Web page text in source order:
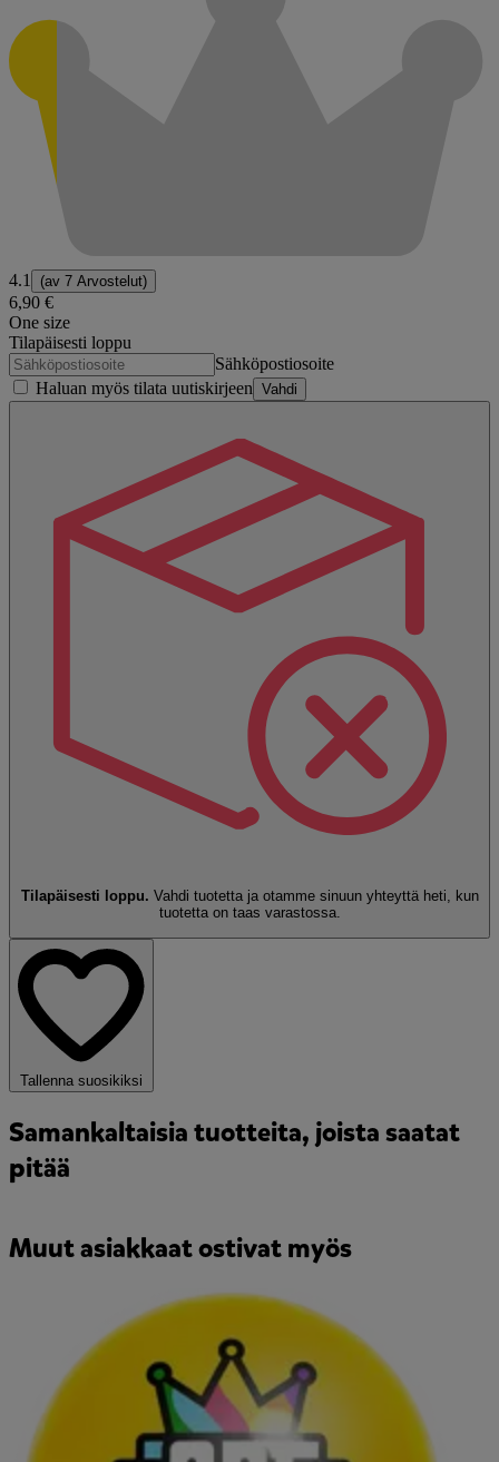
4.1 (av 7 Arvostelut)
6,90 €
One size
Tilapäisesti loppu
Sähköpostiosoite
Haluan myös tilata uutiskirjeen Vahdi
Tilapäisesti loppu. Vahdi tuotetta ja otamme sinuun yhteyttä heti, kun
tuotetta on taas varastossa.
Tallenna suosikiksi
Samankaltaisia tuotteita, joista saatat
pitää
Muut asiakkaat ostivat myös